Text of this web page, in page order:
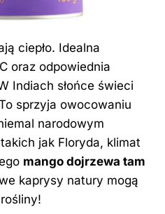
ciepło. Idealna
oraz odpowiednia
Indiach słońce świeci
sprzyja owocowaniu
narodowym
jak Floryda, klimat
mango dojrzewa tam
kaprysy natury mogą